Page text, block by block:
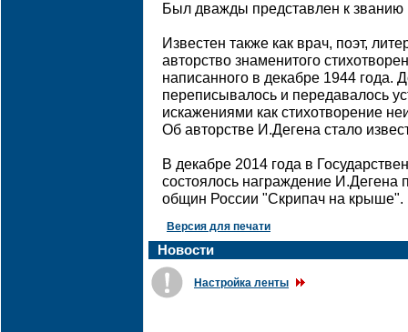
Был дважды представлен к званию
Известен также как врач, поэт,
авторство знаменитого
написанного в декабре 1944 года.
переписывалось и передавалось
искажениями как стихотворение
Об авторстве И.Дегена стало
В декабре 2014 года в
состоялось награждение
общин России "Скрипач на крыше".
Версия для печати
Новости
Настройка ленты